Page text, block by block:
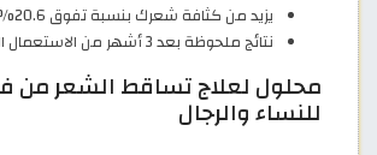
يزيد من كثافة شعرك بنسبة تفوق 20.6%.
نتائج ملحوظة بعد 3 أشهر من الاستعمال المنتظم.
محلول لعلاج تساقط الشعر من
للنساء والرجال